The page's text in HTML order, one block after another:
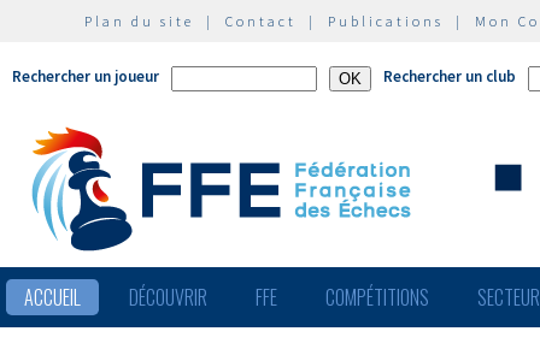
Plan du site | Contact | Publications | Mon
Rechercher un joueur Rechercher un club
ACCUEIL DÉCOUVRIR FFE COMPÉTITIONS